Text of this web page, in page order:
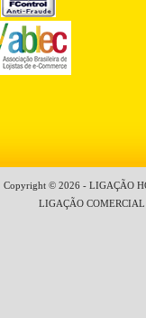
Copyright © 2026 - LIGAÇÃO
LIGAÇÃO